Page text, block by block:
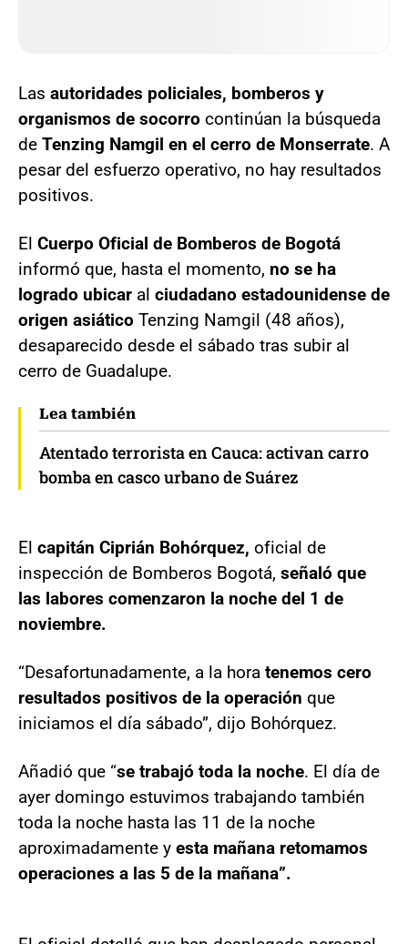
Las autoridades policiales, bomberos y
organismos de socorro continúan la búsqueda
de Tenzing Namgil en el cerro de Monserrate. A
pesar del esfuerzo operativo, no hay resultados
positivos.
El Cuerpo Oficial de Bomberos de Bogotá
informó que, hasta el momento, no se ha
logrado ubicar al ciudadano estadounidense de
origen asiático Tenzing Namgil (48 años),
desaparecido desde el sábado tras subir al
cerro de Guadalupe.
Lea también
Atentado terrorista en Cauca: activan carro
bomba en casco urbano de Suárez
El capitán Ciprián Bohórquez, oficial de
inspección de Bomberos Bogotá, señaló que
las labores comenzaron la noche del 1 de
noviembre.
“Desafortunadamente, a la hora tenemos cero
resultados positivos de la operación que
iniciamos el día sábado”, dijo Bohórquez.
Añadió que “se trabajó toda la noche. El día de
ayer domingo estuvimos trabajando también
toda la noche hasta las 11 de la noche
aproximadamente y esta mañana retomamos
operaciones a las 5 de la mañana”.